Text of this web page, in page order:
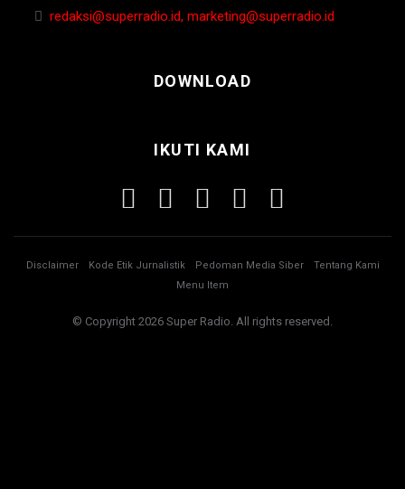
redaksi@superradio.id, marketing@superradio.id
DOWNLOAD
IKUTI KAMI
Disclaimer Kode Etik Jurnalistik Pedoman Media Siber
Tentang Kami
Menu Item
© Copyright 2026 Super Radio. All rights reserved.